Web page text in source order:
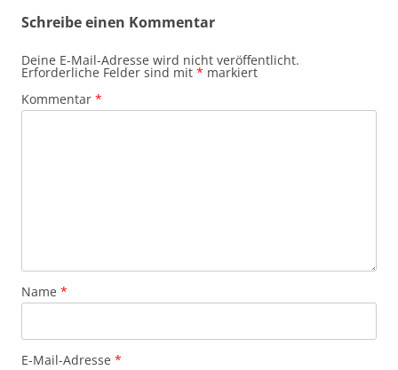
Schreibe einen Kommentar
Deine E-Mail-Adresse wird nicht veröffentlicht.
Erforderliche Felder sind mit * markiert
Kommentar *
Name *
E-Mail-Adresse *